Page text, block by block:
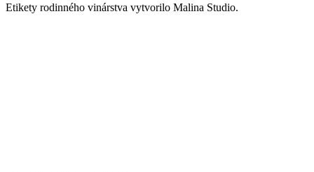
Etikety rodinného vinárstva vytvorilo Malina Studio.